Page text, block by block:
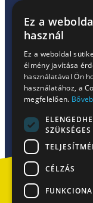
Szakrendelések
Ez a
használ
Ez a weboldal
élmény javítása
használatával Ön
használatához, a
megfelelően.
SZÜKSÉGES
CÉLZÁS